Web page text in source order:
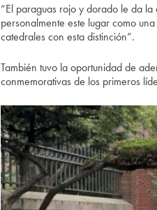
“El paraguas rojo y dorado le da
personalmente este lugar como
catedrales con esta distinción”.
También tuvo la oportunidad de
conmemorativas de los primeros